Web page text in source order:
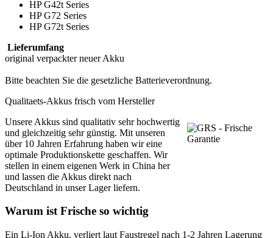
HP G42t Series
HP G72 Series
HP G72t Series
Lieferumfang
original verpackter neuer Akku
Bitte beachten Sie die gesetzliche Batterieverordnung.
Qualitaets-Akkus frisch vom Hersteller
Unsere Akkus sind qualitativ sehr hochwertig
und gleichzeitig sehr günstig. Mit unseren
über 10 Jahren Erfahrung haben wir eine
optimale Produktionskette geschaffen. Wir
stellen in einem eigenen Werk in China her
und lassen die Akkus direkt nach
Deutschland in unser Lager liefern.
Warum ist Frische so wichtig
Ein Li-Ion Akku, verliert laut Faustregel nach 1-2 Jahren Lagerung